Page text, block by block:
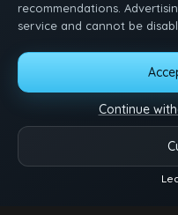
recommendations.
service and cannot be
Continue
HOME REGISTRATI
I twink più sexy ti aspettano.
Twink